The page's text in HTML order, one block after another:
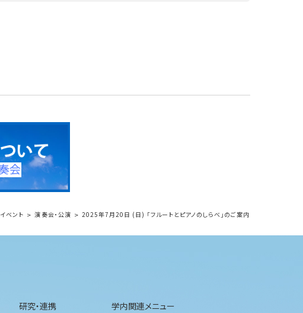
イベント 演奏会・公演 2025年7月20日 (日) 「フルートとピアノのしらべ」のご案内
研究・連携 学内関連メニュー